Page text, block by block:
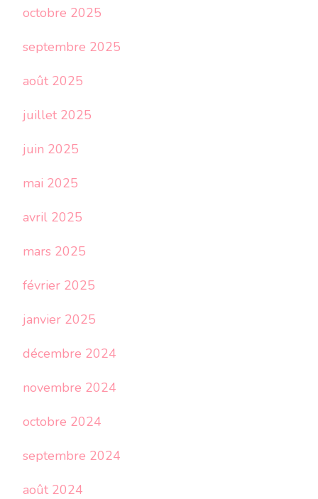
octobre 2025
septembre 2025
août 2025
juillet 2025
juin 2025
mai 2025
avril 2025
mars 2025
février 2025
janvier 2025
décembre 2024
novembre 2024
octobre 2024
septembre 2024
août 2024